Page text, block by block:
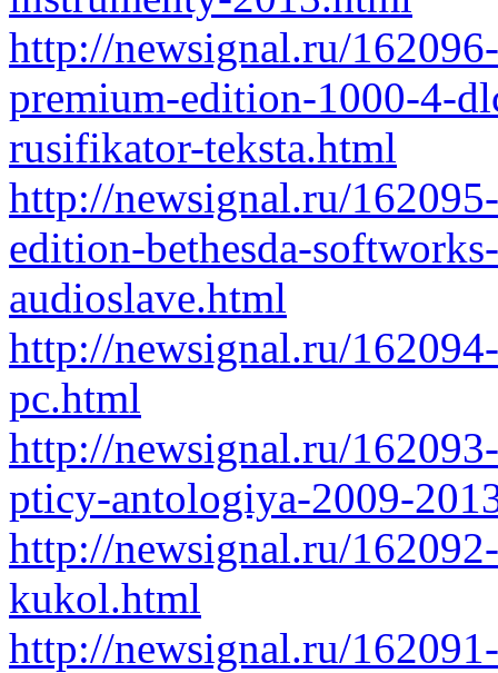
http://newsignal.ru/
premium-edition-1000-4-
rusifikator-teksta.html
http://newsignal.ru/
edition-bethesda-
audioslave.html
http://newsignal.ru/
pc.html
http://newsignal.ru/
pticy-antologiya-2009-
http://newsignal.ru/
kukol.html
http://newsignal.ru/